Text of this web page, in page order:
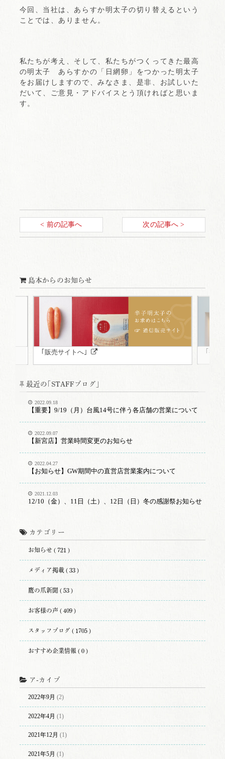
今回、当社は、あらすか明太子の切り替えるという
ことでは、ありません。
私たちが考え、そして、私たちがつくってきた最高
の明太子 あらすかの「日網卵」をつかった明太子
をお届けしますので、みなさま、是非、お試しいた
だいて、ご意見・アドバイスとう頂ければと思いま
す。
< 前の記事へ 次の記事へ >
島本からのお知らせ
｢販売サイトへ｣ ｢福
最近の｢STAFFブログ｣
2022.09.18
【重要】9/19（月）台風14号に伴う各店舗の営業について
2022.09.07
【新宮店】営業時間変更のお知らせ
2022.04.27
【お知らせ】GW期間中の直営店営業案内について
2021.12.03
12/10（金）、11日（土）、12日（日）冬の感謝祭お知らせ
カテゴリー
お知らせ ( 721 )
メディア掲載 ( 33 )
鷹の爪新聞 ( 53 )
お客様の声 ( 409 )
スタッフブログ ( 1705 )
おすすめ企業情報 ( 0 )
ア-カイブ
2022年9月 (2)
2022年4月 (1)
2021年12月 (1)
2021年5月 (1)